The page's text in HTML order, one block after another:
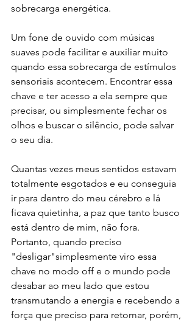
sobrecarga energética.
Um fone de ouvido com músicas
suaves pode facilitar e auxiliar muito
quando essa sobrecarga de estímulos
sensoriais acontecem. Encontrar essa
chave e ter acesso a ela sempre que
precisar, ou simplesmente fechar os
olhos e buscar o silêncio, pode salvar
Quantas vezes meus sentidos estavam
totalmente esgotados e eu conseguia
ir para dentro do meu cérebro e lá
ficava quietinha, a paz que tanto busco
está dentro de mim, não fora.
Portanto, quando preciso
"desligar"simplesmente viro essa
chave no modo off e o mundo pode
desabar ao meu lado que estou
transmutando a energia e recebendo a
força que preciso para retomar, porém,